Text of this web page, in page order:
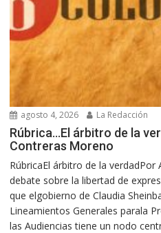
agosto 4, 2026 La Redacción
Rúbrica…El árbitro de la
Contreras Moreno
RúbricaEl árbitro de la
debate sobre la libertad de
que elgobierno de Claudia
Lineamientos Generales parala
las Audiencias tiene un nodo